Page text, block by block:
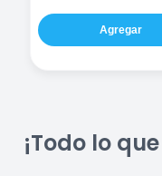
Agregar
¡Todo lo